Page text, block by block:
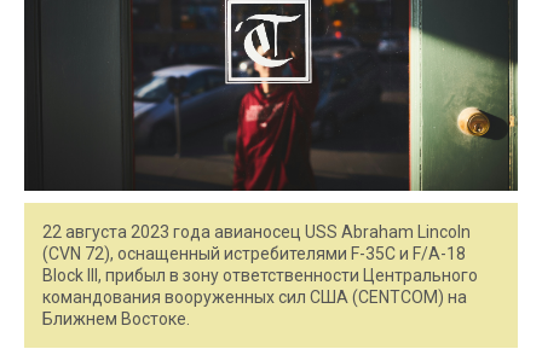
22 августа 2023 года авианосец USS Abraham Lincoln
(CVN 72), оснащенный истребителями F-35C и F/A-18
Block III, прибыл в зону ответственности Центрального
командования вооруженных сил США (CENTCOM) на
Ближнем Востоке.